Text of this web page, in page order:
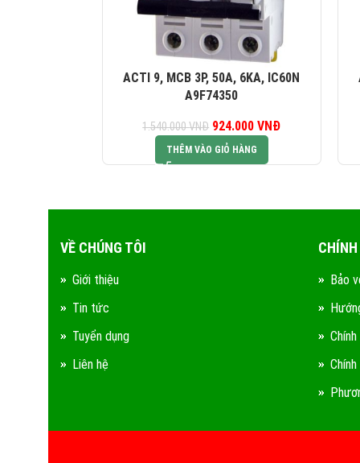
ACTI 9, MCB 3P, 50A, 6KA, IC60N
A9F74350
1.540.000VNĐ
Giá gốc là:
1.540.000 VNĐ.
924.000VNĐ
THÊM VÀO GIỎ HÀNG
VỀ CHÚNG TÔI
Giới thiệu
Tin tức
Tuyển dụng
Liên hệ
Bảo